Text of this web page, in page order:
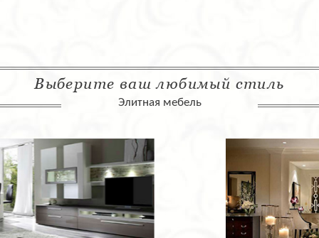
Выберите ваш любимый стиль
Элитная мебель